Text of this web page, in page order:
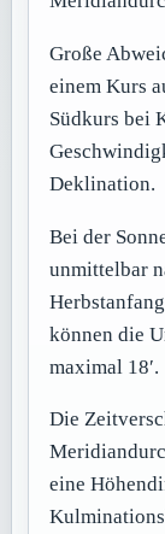
Große
einem Kurs
Südkurs bei
Deklination.
Bei der
unmittelbar
können die
maximal 18′.
Die
eine